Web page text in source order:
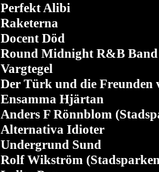
Perfekt Alibi
Raketerna
Docent Död
Round Midnight R&B Band
Vargtegel
Der Türk und die Freunden
Ensamma Hjärtan
Anders F Rönnblom
Alternativa Idioter
Undergrund Sund
Rolf Wikström